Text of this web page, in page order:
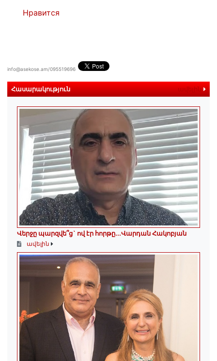
Нравится
info@asekose.am/095519696
Հասարակություն ավելին
Վերջը պարզվե՞ց` ով էր հորթը...Վարդան Հակոբյան
ավելին